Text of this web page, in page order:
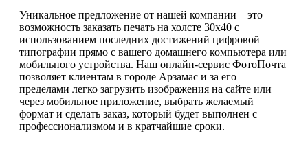
Уникальное предложение от нашей компании – это
возможность заказать печать на холсте 30х40 с
использованием последних достижений цифровой
типографии прямо с вашего домашнего компьютера или
мобильного устройства. Наш онлайн-сервис ФотоПочта
позволяет клиентам в городе Арзамас и за его
пределами легко загрузить изображения на сайте или
через мобильное приложение, выбрать желаемый
формат и сделать заказ, который будет выполнен с
профессионализмом и в кратчайшие сроки.